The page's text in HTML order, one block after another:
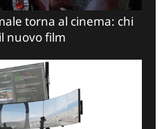
torna al cinema: chi
nuovo film